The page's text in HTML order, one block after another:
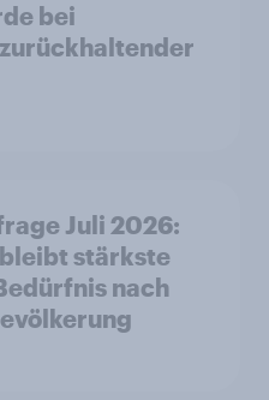
bei
Juli 2026:
stärkste
nach